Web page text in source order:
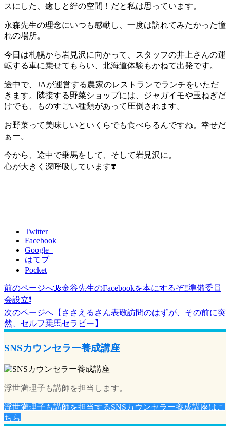
スにした、癒しと絆の空間！だと私は思っています。
永森先生の理念にいつも感動し、一度は訪れてみたかった憧
れの場所。
今日は札幌から岩見沢に向かって、スタッフの井上さんの運
転する車に乗せてもらい、北海道体験もかねて出発です。
途中で、JAが運営する農家のレストランでランチをいただ
きます。隣接する野菜ショップには、ジャガイモや玉ねぎだ
けでも、ものすごい種類があって圧倒されます。
お野菜って美味しいといくらでも食べらるんですね。幸せだ
ぁー。
今から、途中で乗馬をして、そして岩見沢に。
心が大きく深呼吸しています❣️
Twitter
Facebook
Google+
はてブ
Pocket
投
稿
ナ
ー
シ
ョ
ン
前のページへ🌺金谷先生のFacebookを本にするぞ‼️準備委員
会設立❗️
次のページへ 【ささえるさん表敬訪問のはずが、その前に突
然、セルフ乗馬セラピー】
SNSカウンセラー養成講座
浮世満理子も講師を担当します。
浮世満理子も講師を担当するSNSカウンセラー養成講座はこ
ちら